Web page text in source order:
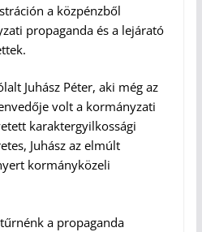
a közpénzből
propaganda és a lejárató
Juhász Péter, aki még az
volt a kormányzati
karaktergyilkossági
Juhász az elmúlt
kormányközeli
a propaganda